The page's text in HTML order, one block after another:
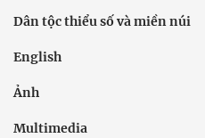
Dân tộc thiểu số và miền núi
English
Ảnh
Multimedia